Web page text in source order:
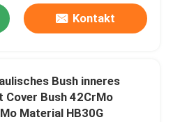
Kontakt
Bush inneres
Cover Bush 42CrMo
Material HB30G